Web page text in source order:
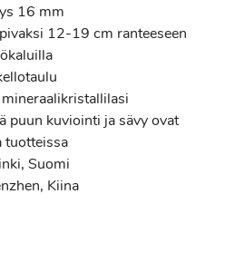
16 mm
12-19 cm ranteeseen
puun kuviointi ja sävy ovat
tuotteissa
Suomi
Kiina